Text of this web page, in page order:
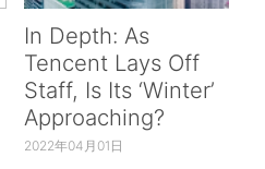
In Depth: As
Tencent Lays Off
Staff, Is Its ‘Winter’
Approaching?
2022年04月01日